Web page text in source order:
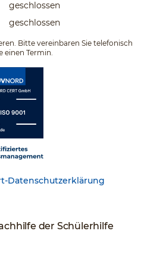
geschlossen
geschlossen
Bitte vereinbaren Sie telefonisch
einen Termin.
Datenschutzerklärung
der Schülerhilfe